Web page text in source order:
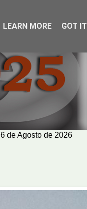
de Agosto de 2026
LEARN MORE GOT IT